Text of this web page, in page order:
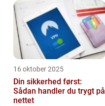
16 oktober 2025
Din sikkerhed først:
Sådan handler du trygt på
nettet